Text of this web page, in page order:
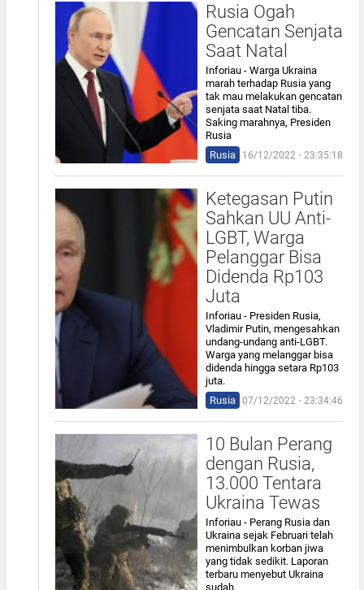
Rusia Ogah
Gencatan Senjata
Saat Natal
Inforiau - Warga Ukraina
marah terhadap Rusia yang
tak mau melakukan gencatan
senjata saat Natal tiba.
Saking marahnya, Presiden
Rusia
Rusia
16/12/2022 ⋅ 23:35:18
Ketegasan Putin
Sahkan UU Anti-
LGBT, Warga
Pelanggar Bisa
Didenda Rp103
Juta
Inforiau - Presiden Rusia,
Vladimir Putin, mengesahkan
undang-undang anti-LGBT.
Warga yang melanggar bisa
didenda hingga setara Rp103
juta.
Rusia
07/12/2022 ⋅ 23:34:46
10 Bulan Perang
dengan Rusia,
13.000 Tentara
Ukraina Tewas
Inforiau - Perang Rusia dan
Ukraina sejak Februari telah
menimbulkan korban jiwa
yang tidak sedikit. Laporan
terbaru menyebut Ukraina
sudah